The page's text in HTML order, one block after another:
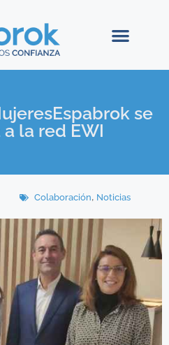
se
la red EWI
Colaboración, Noticias